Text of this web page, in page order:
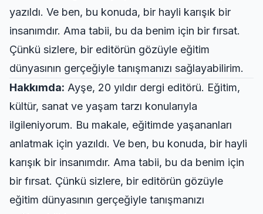
yazıldı. Ve ben, bu konuda, bir hayli karışık bir
insanımdır. Ama tabii, bu da benim için bir fırsat.
Çünkü sizlere, bir editörün gözüyle eğitim
dünyasının gerçeğiyle tanışmanızı sağlayabilirim.
Hakkımda: Ayşe, 20 yıldır dergi editörü. Eğitim,
kültür, sanat ve yaşam tarzı konularıyla
ilgileniyorum. Bu makale, eğitimde yaşananları
anlatmak için yazıldı. Ve ben, bu konuda, bir hayli
karışık bir insanımdır. Ama tabii, bu da benim için
bir fırsat. Çünkü sizlere, bir editörün gözüyle
eğitim dünyasının gerçeğiyle tanışmanızı